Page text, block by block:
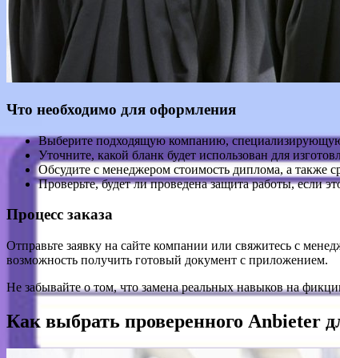
Что необходимо для оформления
Выберите подходящую компанию,
Уточните, какой бланк будет использован для
Обсудите с менеджером стоимость диплома, а также
Проверьте, будет ли проведена защита работы, если
Процесс заказа
Отправьте заявку на сайте компании или свяжитесь с
возможность получить готовый документ с приложением.
Не забывайте о том, что замена реальных навыков на
Как выбрать проверенного Anbieter